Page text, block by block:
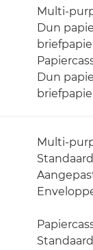
Multi-
Dun
Dun
Multi-